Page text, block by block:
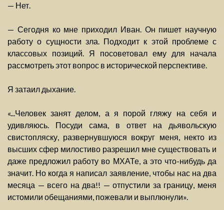
— Нет.
— Сегодня ко мне приходил Иван. Он пишет научную
работу о сущности зла. Подходит к этой проблеме с
классовых позиций. Я посоветовал ему для начала
рассмотреть этот вопрос в исторической перспективе.
Я затаил дыхание.
«...Человек занят делом, а я порой гляжу на себя и
удивляюсь. Посуди сама, в ответ на дьявольскую
свистопляску, развернувшуюся вокруг меня, некто из
высших сфер милостиво разрешил мне существовать и
даже предложил работу во МХАТе, а это что-нибудь да
значит. Но когда я написал заявление, чтобы нас на два
месяца — всего на два!! — отпустили за границу, меня
истомили обещаниями, пожевали и выплюнули».